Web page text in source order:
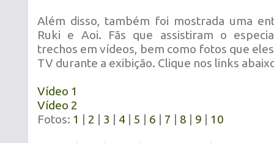
Além disso, também foi mostrada uma
Ruki e Aoi. Fãs que assistiram o
trechos em vídeos, bem como fotos que
TV durante a exibição. Clique nos links
Vídeo 1
Vídeo 2
Fotos: 1 2 3 4 5 6 7 8 9 10